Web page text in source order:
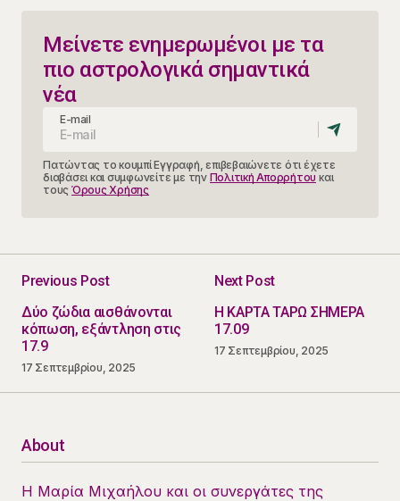
Μείνετε ενημερωμένοι με τα
πιο αστρολογικά σημαντικά
νέα
E-mail
Πατώντας το κουμπί Εγγραφή, επιβεβαιώνετε ότι έχετε
διαβάσει και συμφωνείτε με την Πολιτική Απορρήτου και
τους Όρους Χρήσης
Previous Post
Δύο ζώδια αισθάνονται
κόπωση, εξάντληση στις
17.9
17 Σεπτεμβρίου, 2025
Next Post
Η ΚΑΡΤΑ ΤΑΡΩ ΣΗΜΕΡΑ
17.09
17 Σεπτεμβρίου, 2025
About
Η Μαρία Μιχαήλου και οι συνεργάτες της